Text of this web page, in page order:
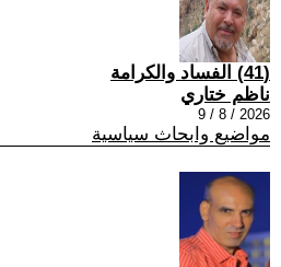
(41) الفساد والكرامة
ناظم ختاري
2026 / 8 / 9
مواضيع وابحاث سياسية